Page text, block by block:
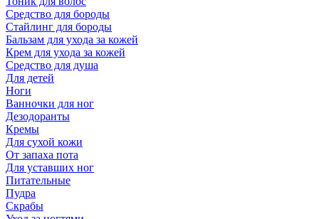
Средство для бороды
Стайлинг для бороды
Бальзам для ухода за кожей
Крем для ухода за кожей
Средство для душа
Для детей
Ноги
Ванночки для ног
Дезодоранты
Кремы
Для сухой кожи
От запаха пота
Для уставших ног
Питательные
Пудра
Скрабы